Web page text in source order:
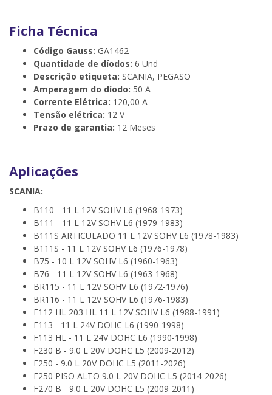
Ficha Técnica
Código Gauss: GA1462
Quantidade de díodos: 6 Und
Descrição etiqueta: SCANIA, PEGASO
Amperagem do díodo: 50 A
Corrente Elétrica: 120,00 A
Tensão elétrica: 12 V
Prazo de garantia: 12 Meses
Aplicações
SCANIA:
B110 - 11 L 12V SOHV L6 (1968-1973)
B111 - 11 L 12V SOHV L6 (1979-1983)
B111S ARTICULADO 11 L 12V SOHV L6 (1978-1983)
B111S - 11 L 12V SOHV L6 (1976-1978)
B75 - 10 L 12V SOHV L6 (1960-1963)
B76 - 11 L 12V SOHV L6 (1963-1968)
BR115 - 11 L 12V SOHV L6 (1972-1976)
BR116 - 11 L 12V SOHV L6 (1976-1983)
F112 HL 203 HL 11 L 12V SOHV L6 (1988-1991)
F113 - 11 L 24V DOHC L6 (1990-1998)
F113 HL - 11 L 24V DOHC L6 (1990-1998)
F230 B - 9.0 L 20V DOHC L5 (2009-2012)
F250 - 9.0 L 20V DOHC L5 (2011-2026)
F250 PISO ALTO 9.0 L 20V DOHC L5 (2014-2026)
F270 B - 9.0 L 20V DOHC L5 (2009-2011)